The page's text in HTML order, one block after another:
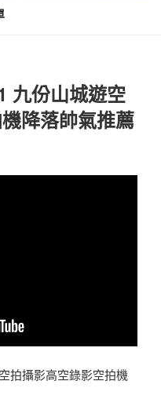
九份山城遊空
降落帥氣推薦
拍攝影高空錄影空拍機